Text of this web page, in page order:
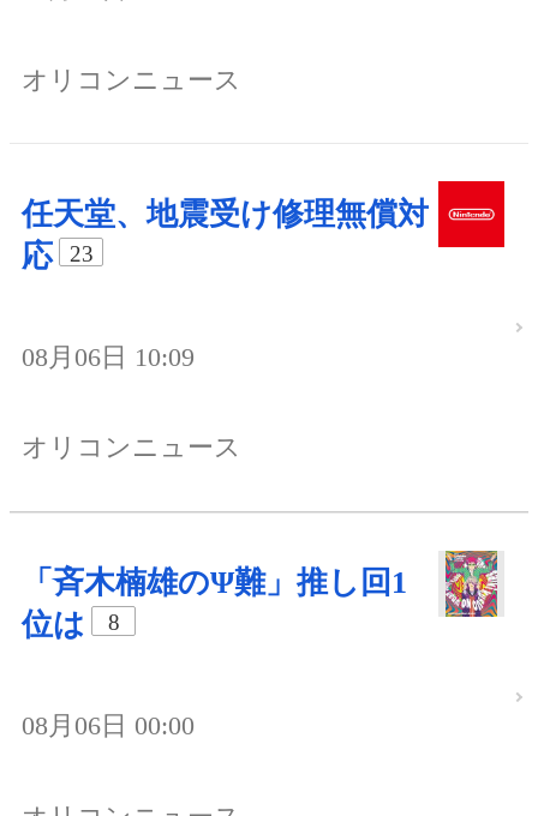
オリコンニュース
任天堂、地震受け修理無償対
応
23
08月06日 10:09
オリコンニュース
「斉木楠雄のΨ難」推し回1
位は
8
08月06日 00:00